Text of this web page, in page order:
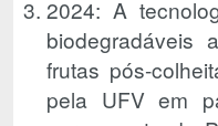
2024: A
biodegradáveis
frutas pós-
pela UFV em